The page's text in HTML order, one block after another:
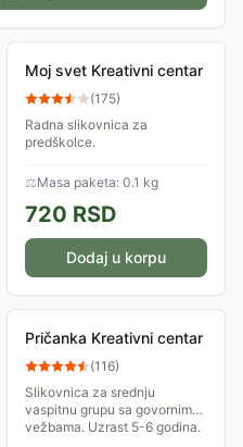
Moj svet Kreativni centar
(175)
Radna slikovnica za
predškolce.
⚖Masa paketa: 0.1 kg
720 RSD
Dodaj u korpu
Pričanka Kreativni centar
(116)
Slikovnica za srednju
vaspitnu grupu sa govornim
vežbama. Uzrast 5-6 godina.